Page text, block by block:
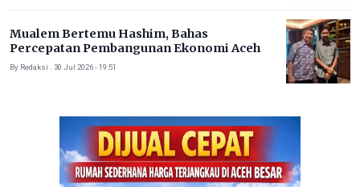
Mualem Bertemu Hashim, Bahas
Percepatan Pembangunan Ekonomi Aceh
By Redaksi . 30 Jul 2026 - 19:51